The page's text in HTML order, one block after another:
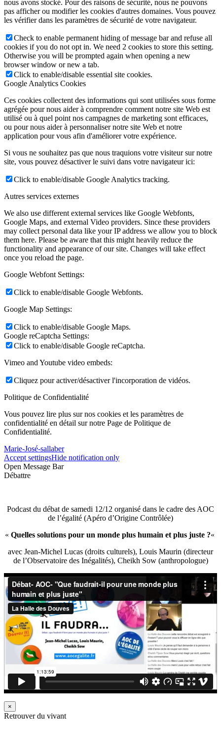
nous avons stocké. Pour des raisons de sécurité, nous ne pouvons
pas afficher ou modifier les cookies d'autres domaines. Vous pouvez
les vérifier dans les paramètres de sécurité de votre navigateur.
Check to enable permanent hiding of message bar and refuse all
cookies if you do not opt in. We need 2 cookies to store this setting.
Otherwise you will be prompted again when opening a new
browser window or new a tab.
Click to enable/disable essential site cookies.
Google Analytics Cookies
Ces cookies collectent des informations qui sont utilisées sous forme
agrégée pour nous aider à comprendre comment notre site Web est
utilisé ou à quel point nos campagnes de marketing sont efficaces,
ou pour nous aider à personnaliser notre site Web et notre
application pour vous afin d'améliorer votre expérience.
Si vous ne souhaitez pas que nous traquions votre visiteur sur notre
site, vous pouvez désactiver le suivi dans votre navigateur ici:
Click to enable/disable Google Analytics tracking.
Autres services externes
We also use different external services like Google Webfonts,
Google Maps, and external Video providers. Since these providers
may collect personal data like your IP address we allow you to block
them here. Please be aware that this might heavily reduce the
functionality and appearance of our site. Changes will take effect
once you reload the page.
Google Webfont Settings:
Click to enable/disable Google Webfonts.
Google Map Settings:
Click to enable/disable Google Maps.
Google reCaptcha Settings:
Click to enable/disable Google reCaptcha.
Vimeo and Youtube video embeds:
Cliquez pour activer/désactiver l'incorporation de vidéos.
Politique de Confidentialité
Vous pouvez lire plus sur nos cookies et les paramètres de
confidentialité en détail sur notre Page de Politique de
Confidentialité.
Marie-José-sallaber
Accept settingsHide notification only
Open Message Bar
Débattre
Podcast du débat de samedi 12/12 organisé dans le cadre des AOC
de l’égalité (Apéro d’Origine Contrôlée)
« Quelles solutions pour un monde plus humain et plus juste ?«
avec Jean-Michel Lucas (droits culturels), Louis Maurin (directeur
de l’Observatoire des Inégalités), Cheikh Sow (anthropologue)
×
Retrouver du vivant